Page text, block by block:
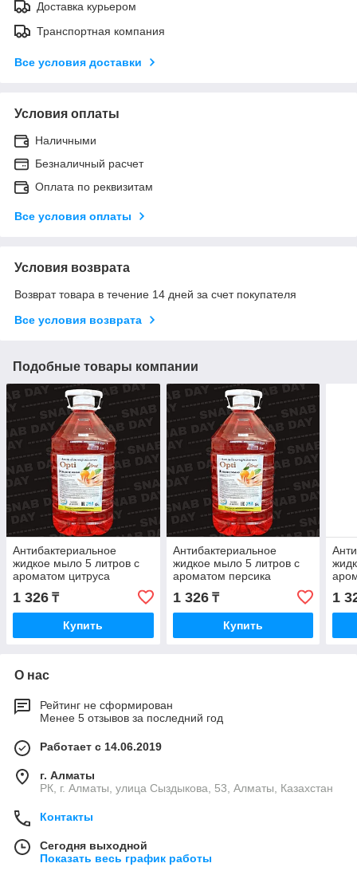
Доставка курьером
Транспортная компания
Все условия доставки
Условия оплаты
Наличными
Безналичный расчет
Оплата по реквизитам
Все условия оплаты
Условия возврата
Возврат товара в течение 14 дней за счет покупателя
Все условия возврата
Подобные товары компании
Антибактериальное
жидкое мыло 5 литров с
ароматом цитруса
1 326 ₸
Купить
Антибактериальное
жидкое мыло 5 литров с
ароматом персика
1 326₸
Купить
1
О нас
Рейтинг не сформирован
Менее 5 отзывов за последний год
Работает с 14.06.2019
г. Алматы
РК, г. Алматы, улица Сыздыкова, 53, Алматы, Казахстан
Контакты
Сегодня выходной
Показать весь график работы